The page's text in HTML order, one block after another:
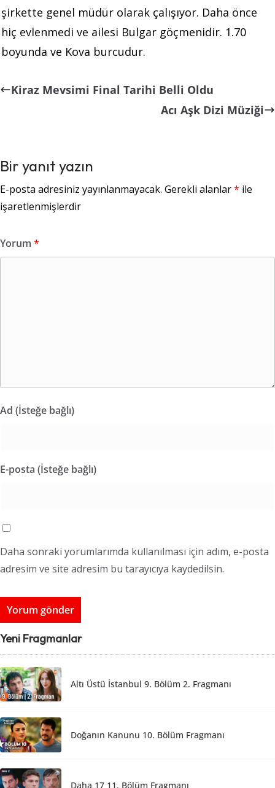
şirkette genel müdür olarak çalışıyor. Daha önce
hiç evlenmedi ve ailesi Bulgar göçmenidir. 1.70
boyunda ve Kova burcudur.
Kiraz Mevsimi Final Tarihi Belli Oldu
Acı Aşk Dizi Müziği
Bir yanıt yazın
E-posta adresiniz yayınlanmayacak. Gerekli alanlar* ile
işaretlenmişlerdir
Yorum *
Ad (İsteğe bağlı)
E-posta (İsteğe bağlı)
Daha sonraki yorumlarımda kullanılması için adım, e-posta
adresim ve site adresim bu tarayıcıya kaydedilsin.
Yeni Fragmanlar
Altı Üstü İstanbul 9. Bölüm 2. Fragmanı
Doğanın Kanunu 10. Bölüm Fragmanı
Daha 17 11. Bölüm Fragmanı